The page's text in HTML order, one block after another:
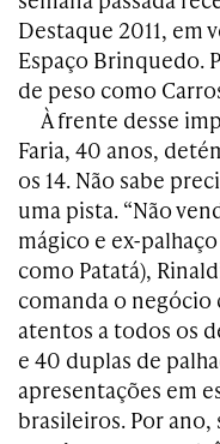
Destaque 2011, em
Espaço Brinquedo.
de peso como
À frente desse
Faria, 40 anos,
os 14. Não sabe
uma pista. “Não
mágico e ex-
como Patatá),
comanda o
atentos a todos os
e 40 duplas de
apresentações em
brasileiros. Por ano,